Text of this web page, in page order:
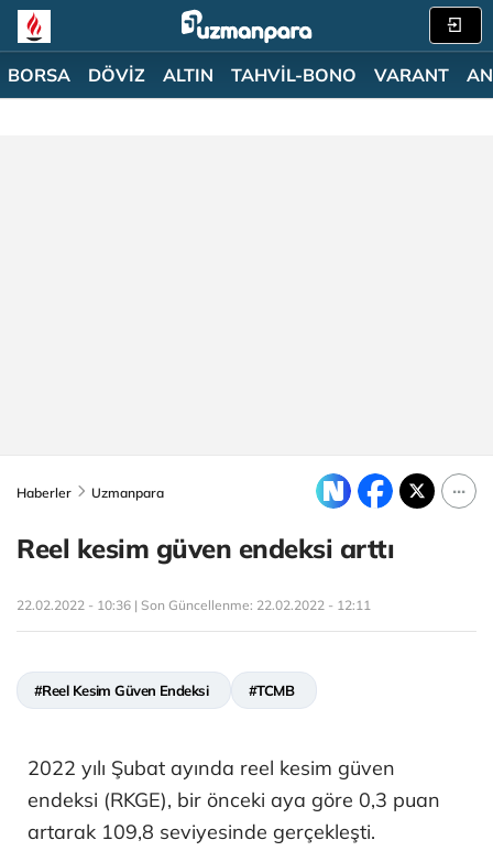
BORSA DÖVİZ ALTIN TAHVİL-BONO VARANT
Haberler Uzmanpara
Reel kesim güven endeksi arttı
22.02.2022 - 10:36 | Son Güncellenme: 22.02.2022 - 12:11
#Reel Kesim Güven Endeksi #TCMB
2022 yılı Şubat ayında reel kesim güven
endeksi (RKGE), bir önceki aya göre 0,3 puan
artarak 109,8 seviyesinde gerçekleşti.